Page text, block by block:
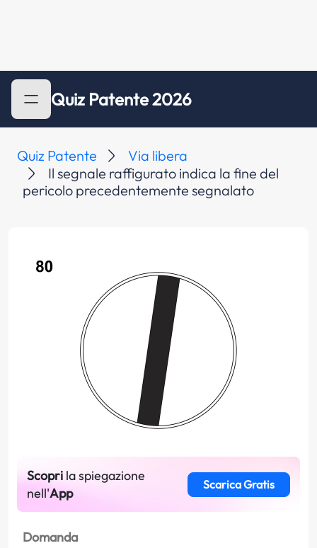
Quiz Patente 2026
Quiz Patente
Via libera
Il segnale raffigurato indica la fine del
pericolo precedentemente segnalato
Scopri la spiegazione
nell'App
Scarica Gratis
Domanda